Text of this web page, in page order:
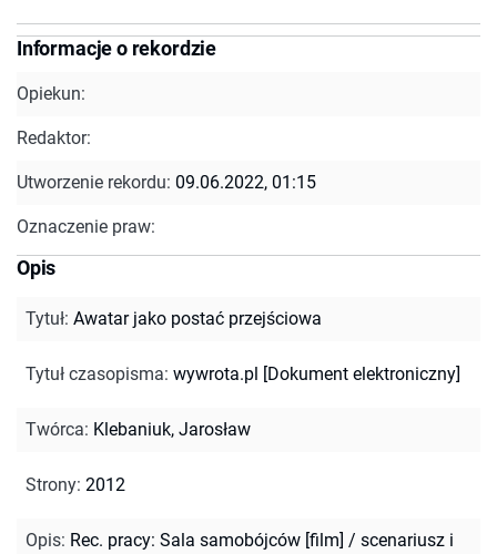
Informacje o rekordzie
Opiekun:
Redaktor:
Utworzenie rekordu: 09.06.2022, 01:15
Oznaczenie praw:
Opis
Tytuł: Awatar jako postać przejściowa
Tytuł czasopisma: wywrota.pl [Dokument elektroniczny]
Twórca: Klebaniuk, Jarosław
Strony: 2012
Opis: Rec. pracy: Sala samobójców [film] / scenariusz i